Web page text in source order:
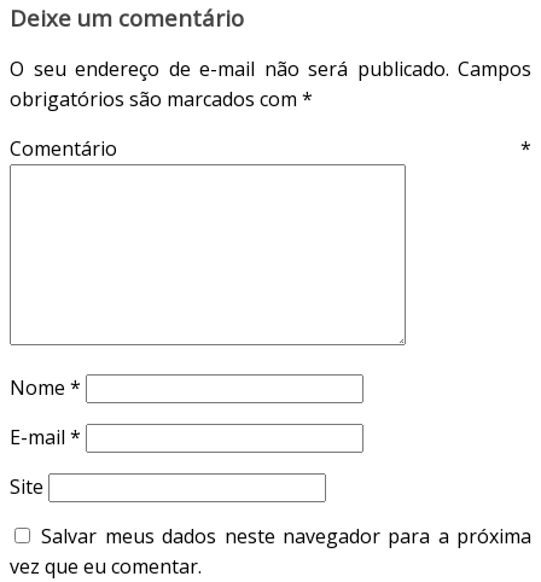
Deixe um comentário
O seu endereço de e-mail não será publicado. Campos
obrigatórios são marcados com *
Comentário *
Nome *
E-mail *
Site
Salvar meus dados neste navegador para a próxima
vez que eu comentar.